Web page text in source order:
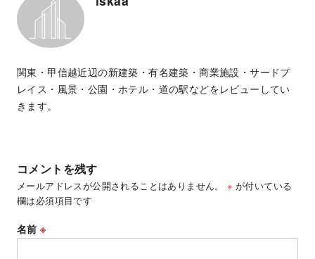
関東・甲信越近辺の新建築・有名建築・商業施設・サードプ
レイス・風景・公園・ホテル・道の駅などをレビューしてい
きます。
コメントを残す
メールアドレスが公開されることはありません。 ※ が付いている
欄は必須項目です
名前※